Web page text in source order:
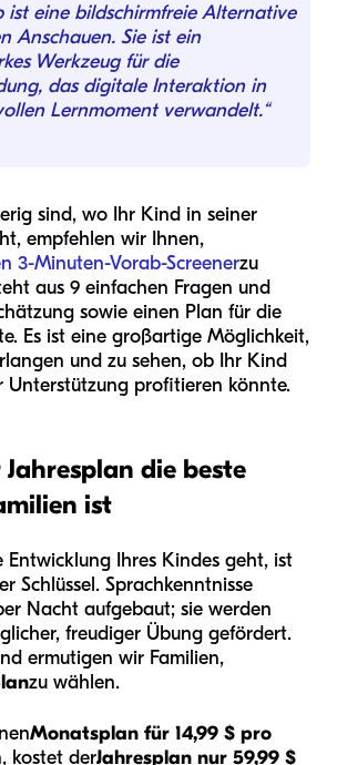
ist eine bildschirmfreie Alternative
Anschauen. Sie ist ein
Werkzeug für die
das digitale Interaktion in
Lernmoment verwandelt.“
sind, wo Ihr Kind in seiner
empfehlen wir Ihnen,
3-Minuten-Vorab-Screenerzu
aus 9 einfachen Fragen und
sowie einen Plan für die
Es ist eine großartige Möglichkeit,
und zu sehen, ob Ihr Kind
Unterstützung profitieren könnte.
die beste
ist
Entwicklung Ihres Kindes geht, ist
Schlüssel. Sprachkenntnisse
Nacht aufgebaut; sie werden
freudiger Übung gefördert.
ermutigen wir Familien,
zu wählen.
Monatsplan für 14,99 $ pro
kostet derJahresplan nur 59,99 $